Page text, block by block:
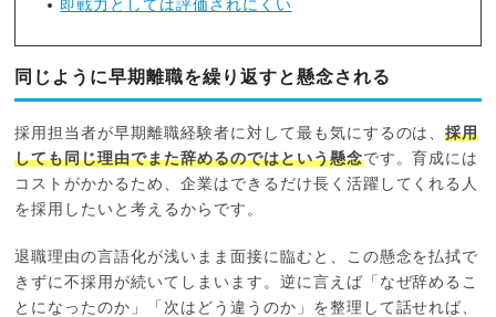
即戦力としては評価されにくい
同じように早期離職を繰り返すと懸念される
採用担当者が早期離職経験者に対して最も気にするのは、採用
しても同じ理由でまた辞めるのではという懸念です。育成には
コストがかかるため、企業はできるだけ長く活躍してくれる人
を採用したいと考えるからです。
退職理由の言語化が浅いまま面接に臨むと、この懸念を払拭で
きずに不採用が続いてしまいます。逆に言えば「なぜ辞めるこ
とになったのか」「次はどう違うのか」を整理して話せれば、